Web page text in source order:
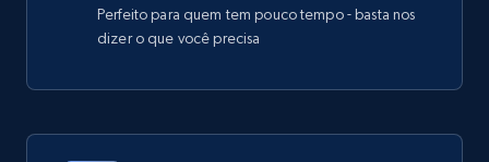
Perfeito para quem tem pouco tempo - basta nos
dizer o que você precisa